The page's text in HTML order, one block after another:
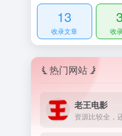
13
收录文章 收
热门网站
老王电影